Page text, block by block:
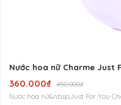
Nước hoa nữ Charme Just
360.000₫
450.000₫
Nước hoa nữ&nbsp;Just For You